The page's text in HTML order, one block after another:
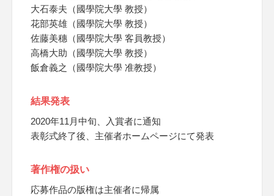
大石泰夫（國學院大學 教授）
花部英雄（國學院大學 教授）
佐藤美穗（國學院大學 客員教授）
高橋大助（國學院大學 教授）
飯倉義之（國學院大學 准教授）
結果発表
2020年11月中旬、入賞者に通知
表彰式終了後、主催者ホームページにて発表
著作権の扱い
応募作品の版権は主催者に帰属